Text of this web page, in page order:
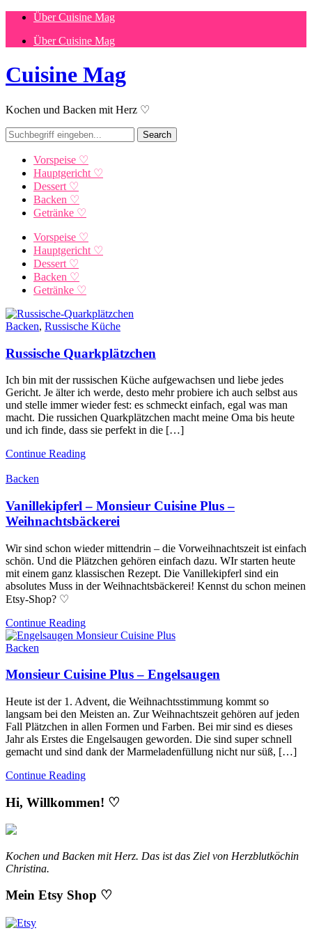
Über Cuisine Mag
Über Cuisine Mag
Cuisine Mag
Kochen und Backen mit Herz ♡
Vorspeise ♡
Hauptgericht ♡
Dessert ♡
Backen ♡
Getränke ♡
Vorspeise ♡
Hauptgericht ♡
Dessert ♡
Backen ♡
Getränke ♡
Backen, Russische Küche
Russische Quarkplätzchen
Ich bin mit der russischen Küche aufgewachsen und liebe jedes
Gericht. Je älter ich werde, desto mehr probiere ich auch selbst aus
und stelle immer wieder fest: es schmeckt einfach, egal was man
macht. Die russichen Quarkplätzchen macht meine Oma bis heute
und ich finde, dass sie perfekt in die […]
Continue Reading
Backen
Vanillekipferl – Monsieur Cuisine Plus –
Weihnachtsbäckerei
Wir sind schon wieder mittendrin – die Vorweihnachtszeit ist einfach
schön. Und die Plätzchen gehören einfach dazu. WIr starten heute
mit einem ganz klassischen Rezept. Die Vanillekipferl sind ein
absolutes Muss in der Weihnachtsbäckerei! Kennst du schon meinen
Etsy-Shop? ♡
Continue Reading
Backen
Monsieur Cuisine Plus – Engelsaugen
Heute ist der 1. Advent, die Weihnachtsstimmung kommt so
langsam bei den Meisten an. Zur Weihnachtszeit gehören auf jeden
Fall Plätzchen in allen Formen und Farben. Bei mir sind es dieses
Jahr als Erstes die Engelsaugen geworden. Die sind super schnell
gemacht und sind dank der Marmeladenfüllung nicht nur süß, […]
Continue Reading
Hi, Willkommen! ♡
Kochen und Backen mit Herz. Das ist das Ziel von Herzblutköchin
Christina.
Mein Etsy Shop ♡